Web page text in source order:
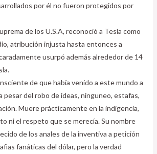
por él no fueron protegidos por
de los U.S.A, reconoció a Tesla como
atribución injusta hasta entonces a
usurpó además alrededor de 14
de que había venido a este mundo a
pesar del robo de ideas, ninguneo, estafas,
Muere prácticamente en la indigencia,
ni el respeto que se merecía. Su nombre
de los anales de la inventiva a petición
fanáticas del dólar, pero la verdad